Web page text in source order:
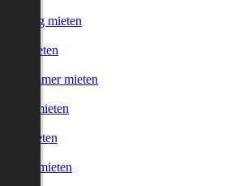
mieten
mieten
Zimmer mieten
mieten
mieten